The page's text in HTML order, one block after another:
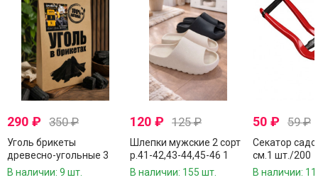
290 ₽ 350₽
Уголь брикеты
древесно-угольные 3
кг.5 часов времени
В наличии: 9 шт.
120 ₽ 125₽
Шлепки мужские 2 сорт
р.41-42,43-44,45-46 1
пара / 12 пар в коробке/
В наличии: 155 шт.
50 ₽ 59₽
Секатор
см.1 шт./200
шт.коробки/
В наличии: